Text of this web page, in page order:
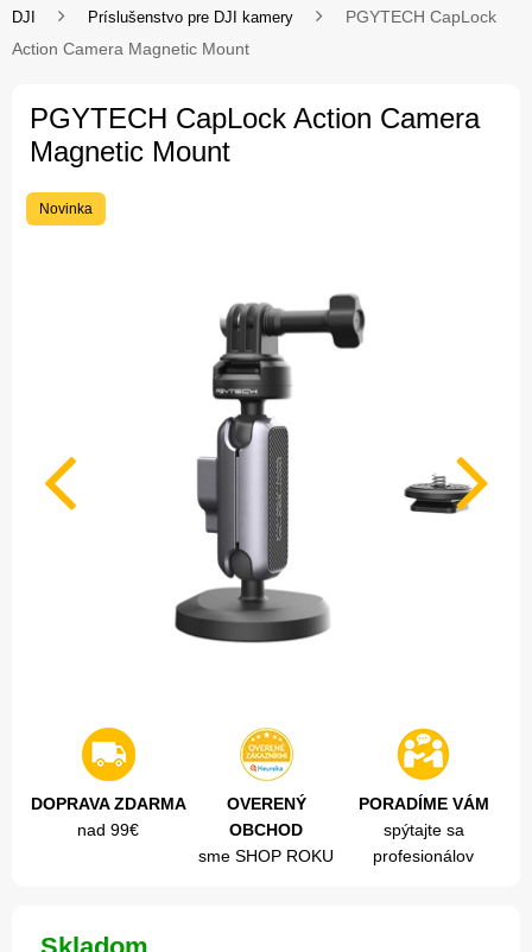
DJI
Príslušenstvo pre DJI kamery
PGYTECH CapLock
Action Camera Magnetic Mount
PGYTECH CapLock Action Camera
Magnetic Mount
Novinka
DOPRAVA ZDARMA
nad 99€
OVERENÝ
OBCHOD
sme SHOP ROKU
PORADÍME VÁM
spýtajte sa
profesionálov